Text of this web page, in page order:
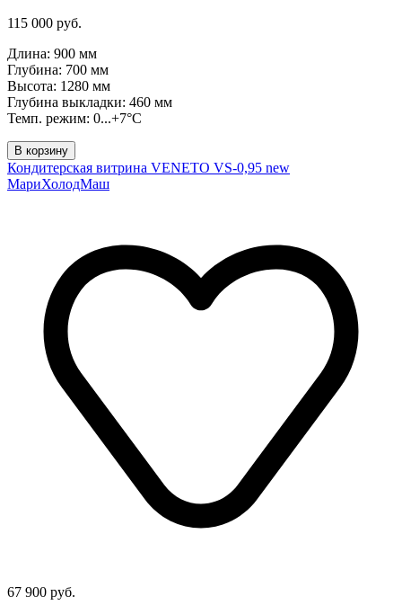
115 000 руб.
Длина: 900 мм
Глубина: 700 мм
Высота: 1280 мм
Глубина выкладки: 460 мм
Темп. режим: 0...+7°C
В корзину
Кондитерская витрина VENETO VS-0,95 new
МариХолодМаш
67 900 руб.